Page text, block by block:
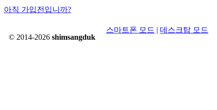
아직 가입전입니까?
© 2014-2026 shimsangduk
스마트폰 모드 | 데스크탑 모드